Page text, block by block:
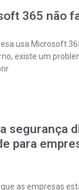
365 não
usa Microsoft
existe um
segurança
para
as empresas